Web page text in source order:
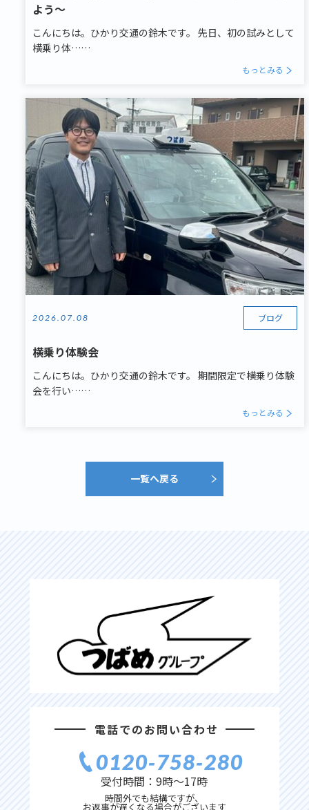
よう～
こんにちは。ひかり交通の鈴木です。 先日、初の試みとして
横乗り体……
もっとみる
2026.07.08 ブログ
横乗り体験会
こんにちは。ひかり交通の鈴木です。 期間限定で横乗り体験
会を行い……
もっとみる
一覧へ戻る
電話でのお問い合わせ
0120‐758‐280
受付時間：9時〜17時
時間外でも結構ですが、
お返事が遅くなる場合がございます